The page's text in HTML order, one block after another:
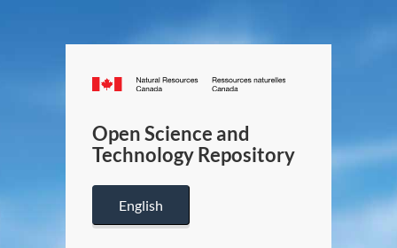
Canada.ca
/
Canada
Open Science and
Technology Repository
English